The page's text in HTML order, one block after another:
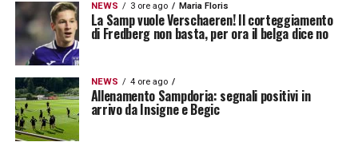
NEWS 3 ore ago Maria Floris
La Samp vuole Verschaeren! Il corteggiamento
di Fredberg non basta, per ora il belga dice no
NEWS 4 ore ago
Allenamento Sampdoria: segnali positivi in
arrivo da Insigne e Begic